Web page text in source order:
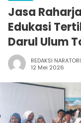
Jasa
Edukasi
Darul Ulum
REDAKSI
12 Mei 2026